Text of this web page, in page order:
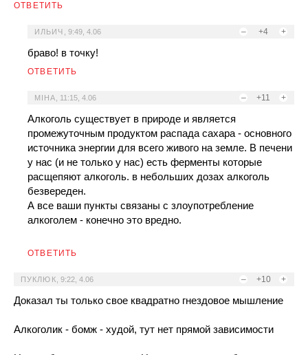
ОТВЕТИТЬ
– +4 +
ИЛЬИЧ 9:49, 4.06
браво! в точку!
ОТВЕТИТЬ
– +11 +
MIHA 11:15, 4.06
Алкоголь существует в природе и является
промежуточным продуктом распада сахара - основного
источника энергии для всего живого на земле. В печени
у нас (и не только у нас) есть ферменты которые
расщепяют алкоголь. в небольших дозах алкоголь
безвереден.
А все ваши пункты связаны с злоупотребление
алкоголем - конечно это вредно.
ОТВЕТИТЬ
– +10 +
ПУКЛЮК 9:22, 4.06
Доказал ты только свое квадратно гнездовое мышление
Алкоголик - бомж - худой, тут нет прямой зависимости